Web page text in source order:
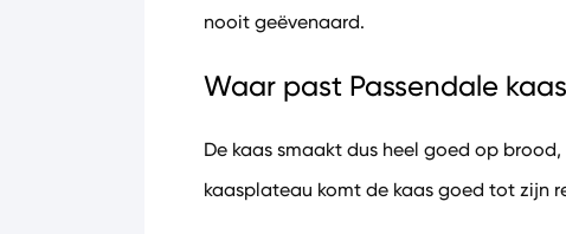
nooit geëvenaard.
Waar past Passendale
De kaas smaakt dus heel goed op
kaasplateau komt de kaas goed tot zijn